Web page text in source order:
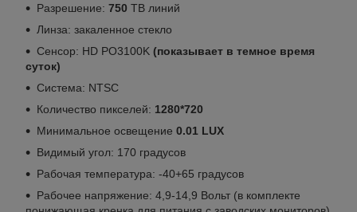
Разрешение: 750 ТВ линий
Линза: закаленное стекло
Сенсор: HD PO3100K (показывает в темное время
суток)
Система: NTSC
Количество пикселей: 1280*720
Минимальное освещение 0.01 LUX
Видимый угол: 170 градусов
Рабочая температура: -40+65 градусов
Рабочее напряжение: 4,9-14,9 Вольт (в комплекте